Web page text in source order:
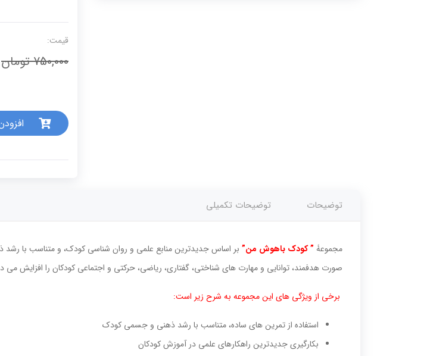
6
قیمت:
750,000 تومان
توضیحات توضیحات تکمیلی
مجموعۀ ” کودک باهوش من” بر اساس جدیدترین منابع علمی و روان شناسی کودک، و متناسب با
صورت هدفمند، توانایی و مهارت های شناختی، گفتاری، ریاضی، حرکتی و اجتماعی کودکان را افزایش می
برخی از ویژگی های این مجموعه به شرح زیر است:
استفاده از تمرین های ساده، متناسب با رشد ذهنی و جسمی کودک
بکارگیری جدیدترین راهکارهای علمی در آموزش کودکان